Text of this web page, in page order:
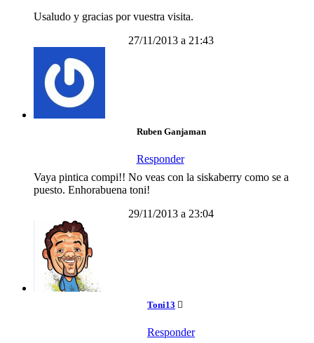
Usaludo y gracias por vuestra visita.
27/11/2013 a 21:43
Ruben Ganjaman
Responder
Vaya pintica compi!! No veas con la siskaberry como se a
puesto. Enhorabuena toni!
29/11/2013 a 23:04
Toni13
Responder